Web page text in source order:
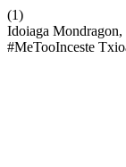
(1)
Idoiaga
#MeTooInceste